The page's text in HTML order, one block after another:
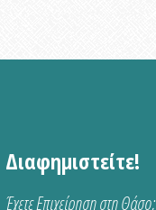
Διαφημιστείτε!
Έχετε Επιχείρηση στη Θάσο;